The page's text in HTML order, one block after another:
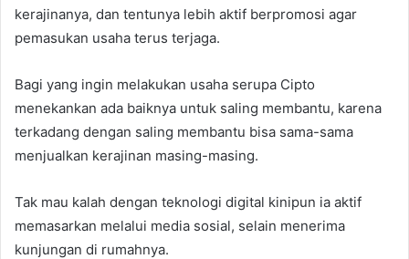
kerajinanya, dan tentunya lebih aktif berpromosi agar
pemasukan usaha terus terjaga.
Bagi yang ingin melakukan usaha serupa Cipto
menekankan ada baiknya untuk saling membantu, karena
terkadang dengan saling membantu bisa sama-sama
menjualkan kerajinan masing-masing.
Tak mau kalah dengan teknologi digital kinipun ia aktif
memasarkan melalui media sosial, selain menerima
kunjungan di rumahnya.